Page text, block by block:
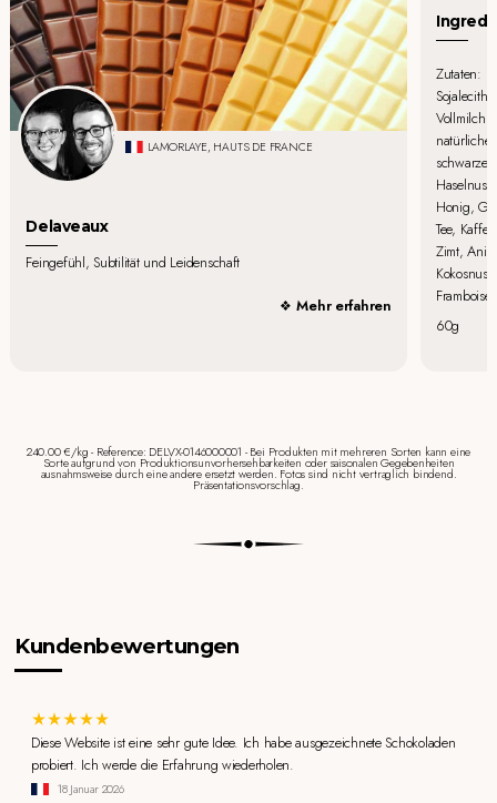
LAMORLAYE, HAUTS DE FRANCE
Delaveaux
Feingefühl, Subtilität und Leidenschaft
Mehr erfahren
Zutaten:
schwarze
Honig,
Tee,
Zimt,
60g
240.00 €/kg - Reference: DELVX-0146000001 - Bei Produkten mit mehreren Sorten kann eine
Sorte aufgrund von Produktionsunvorhersehbarkeiten oder saisonalen Gegebenheiten
ausnahmsweise durch eine andere ersetzt werden. Fotos sind nicht vertraglich bindend.
Präsentationsvorschlag.
Kundenbewertungen
Diese Website ist eine sehr gute Idee. Ich habe ausgezeichnete Schokoladen
probiert. Ich werde die Erfahrung wiederholen.
18 Januar 2026